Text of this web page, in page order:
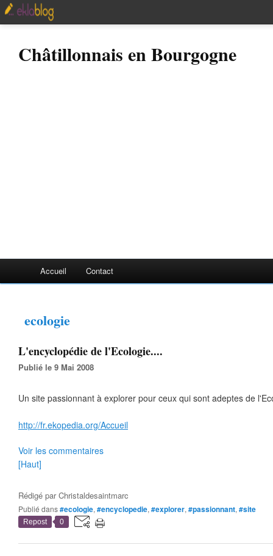
Châtillonnais en Bourgogne
Accueil Contact
ecologie
L'encyclopédie de l'Ecologie....
Publié le 9 Mai 2008
Un site passionnant à explorer pour ceux qui sont adeptes de
http://fr.ekopedia.org/Accueil
Voir les commentaires
[Haut]
Rédigé parChristaldesaintmarc
Publié dans#ecologie, #encyclopedie, #explorer, #passionnant, #site
Repost 0